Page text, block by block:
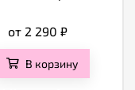
от 2 290 ₽
В корзину